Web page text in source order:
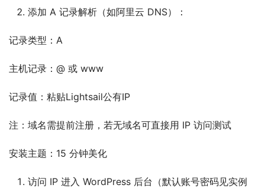
添加 A 记录解析（如阿里云 DNS）：
记录类型：A
主机记录：@ 或 www
记录值：粘贴Lightsail公有IP
注：域名需提前注册，若无域名可直接用 IP 访问测试
安装主题：15 分钟美化
访问 IP 进入 WordPress 后台（默认账号密码见实例